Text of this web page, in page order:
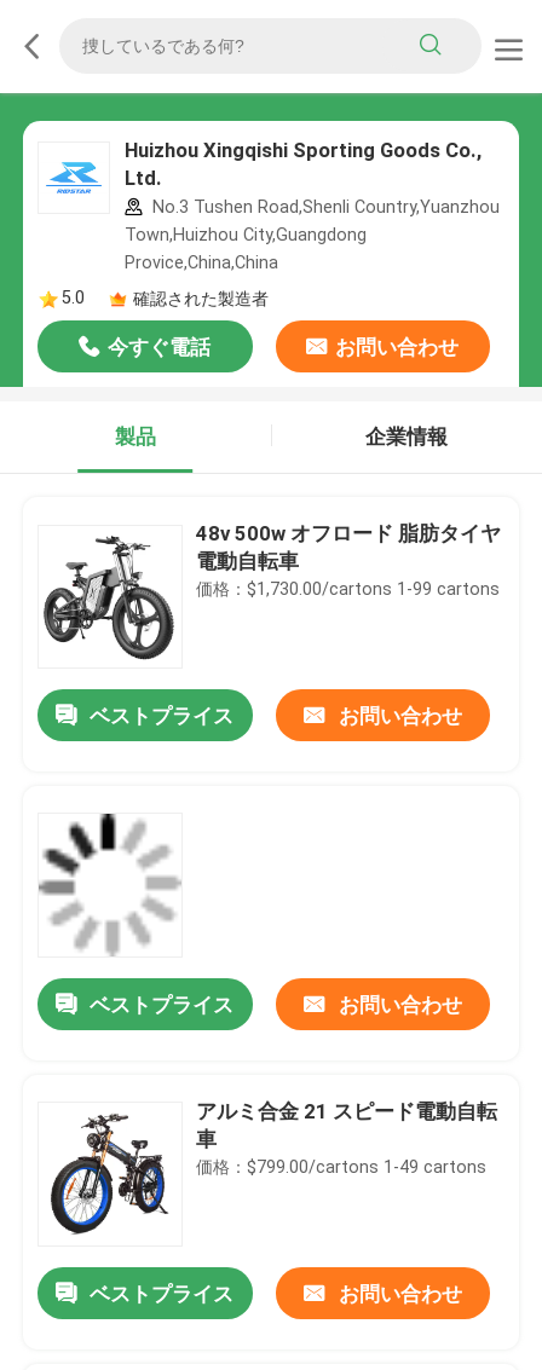
Huizhou Xingqishi Sporting Goods Co.,
Ltd.
No.3 Tushen Road,Shenli Country,Yuanzhou
Town,Huizhou City,Guangdong
Provice,China,China
5.0
確認された製造者
今すぐ電話 お問い合わせ
製品 企業情報
48v 500w オフロード 脂肪タイヤ
電動自転車
価格：$1,730.00/cartons 1-99 cartons
ベストプライス お問い合わせ
ベストプライス お問い合わせ
アルミ合金 21 スピード電動自転
車
価格：$799.00/cartons 1-49 cartons
ベストプライス お問い合わせ